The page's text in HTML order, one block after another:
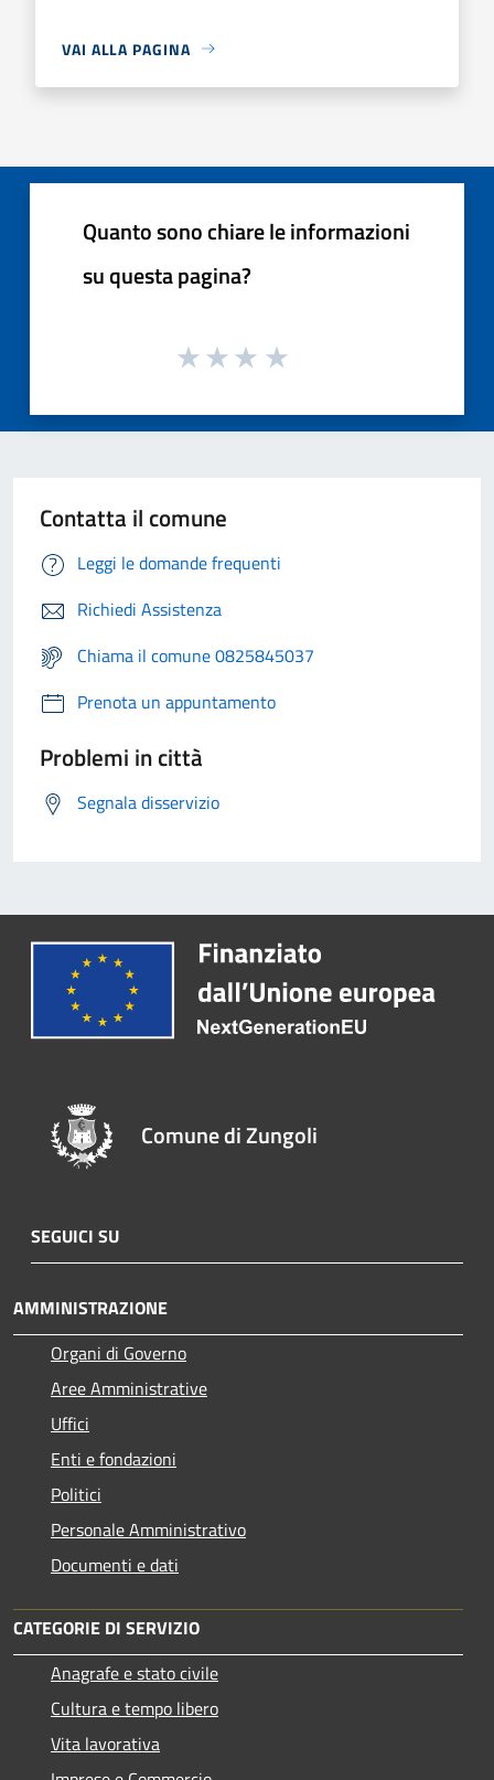
VAI ALLA PAGINA
Quanto sono chiare le informazioni
su questa pagina?
Contatta il comune
Leggi le domande frequenti
Richiedi Assistenza
Chiama il comune 0825845037
Prenota un appuntamento
Problemi in città
Segnala disservizio
Comune di Zungoli
SEGUICI SU
AMMINISTRAZIONE
Organi di Governo
Aree Amministrative
Uffici
Enti e fondazioni
Politici
Personale Amministrativo
Documenti e dati
CATEGORIE DI SERVIZIO
Anagrafe e stato civile
Cultura e tempo libero
Vita lavorativa